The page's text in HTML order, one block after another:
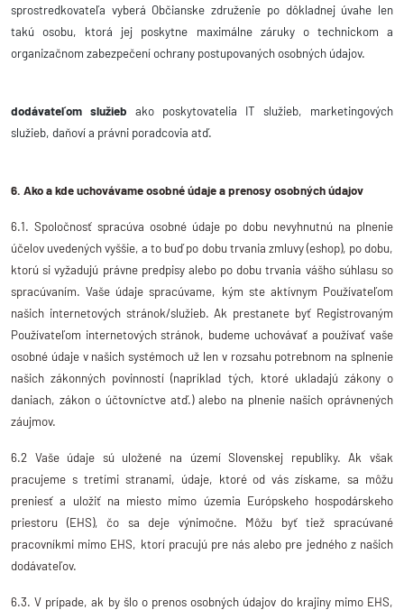
sprostredkovateľa vyberá Občianske združenie po dôkladnej úvahe len
takú osobu, ktorá jej poskytne maximálne záruky o technickom a
organizačnom zabezpečení ochrany postupovaných osobných údajov.
dodávateľom služieb ako poskytovatelia IT služieb, marketingových
služieb, daňoví a právni poradcovia atď.
6. Ako a kde uchovávame osobné údaje a prenosy osobných údajov
6.1. Spoločnosť spracúva osobné údaje po dobu nevyhnutnú na plnenie
účelov uvedených vyššie, a to buď po dobu trvania zmluvy (eshop), po dobu,
ktorú si vyžadujú právne predpisy alebo po dobu trvania vášho súhlasu so
spracúvaním. Vaše údaje spracúvame, kým ste aktívnym Používateľom
našich internetových stránok/služieb. Ak prestanete byť Registrovaným
Používateľom internetových stránok, budeme uchovávať a používať vaše
osobné údaje v našich systémoch už len v rozsahu potrebnom na splnenie
našich zákonných povinností (napríklad tých, ktoré ukladajú zákony o
daniach, zákon o účtovníctve atď.) alebo na plnenie našich oprávnených
záujmov.
6.2 Vaše údaje sú uložené na území Slovenskej republiky. Ak však
pracujeme s tretími stranami, údaje, ktoré od vás získame, sa môžu
preniesť a uložiť na miesto mimo územia Európskeho hospodárskeho
priestoru (EHS), čo sa deje výnimočne. Môžu byť tiež spracúvané
pracovníkmi mimo EHS, ktorí pracujú pre nás alebo pre jedného z našich
dodávateľov.
6.3. V prípade, ak by šlo o prenos osobných údajov do krajiny mimo EHS,